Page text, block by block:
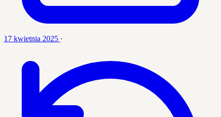
17 kwietnia 2025 ·